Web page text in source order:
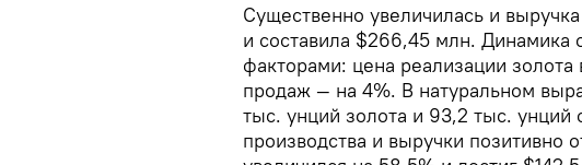
Существенно увеличилась и
и составила $266,45 млн. Динамика
факторами: цена реализации
продаж — на 4%. В натуральном
тыс. унций золота и 93,2 тыс. унций
производства и выручки позитивно